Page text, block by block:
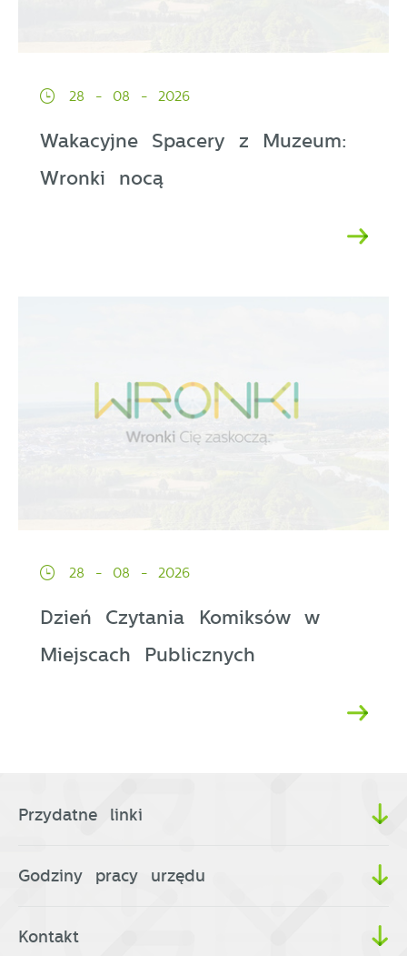
28 - 08 - 2026
Wakacyjne Spacery z Muzeum:
Wronki nocą
28 - 08 - 2026
Dzień Czytania Komiksów w
Miejscach Publicznych
Przydatne linki
Godziny pracy urzędu
Kontakt